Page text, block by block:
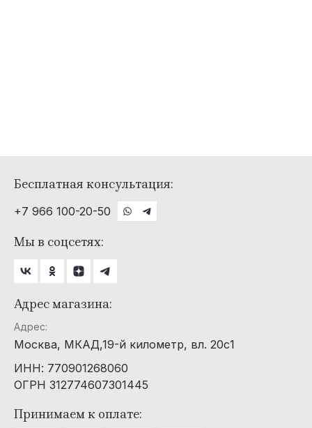
Бесплатная консультация:
+7 966 100-20-50
Мы в соцсетях:
Адрес магазина:
Адрес:
Москва, МКАД,19-й километр, вл. 20с1
ИНН: 770901268060
ОГРН 312774607301445
Принимаем к оплате: